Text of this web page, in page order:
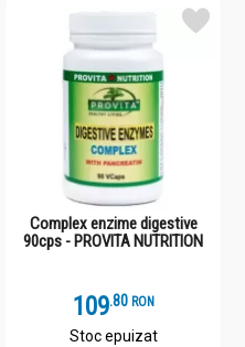
Complex enzime digestive
90cps - PROVITA NUTRITION
109.8 RON
Stoc epuizat